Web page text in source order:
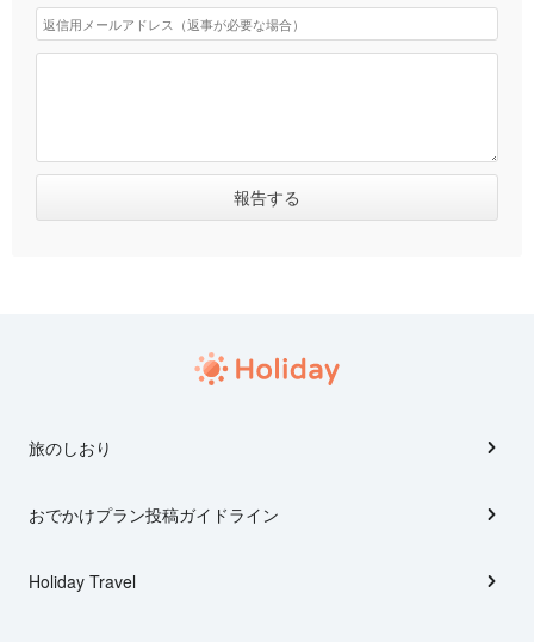
旅のしおり
おでかけプラン投稿ガイドライン
Holiday Travel